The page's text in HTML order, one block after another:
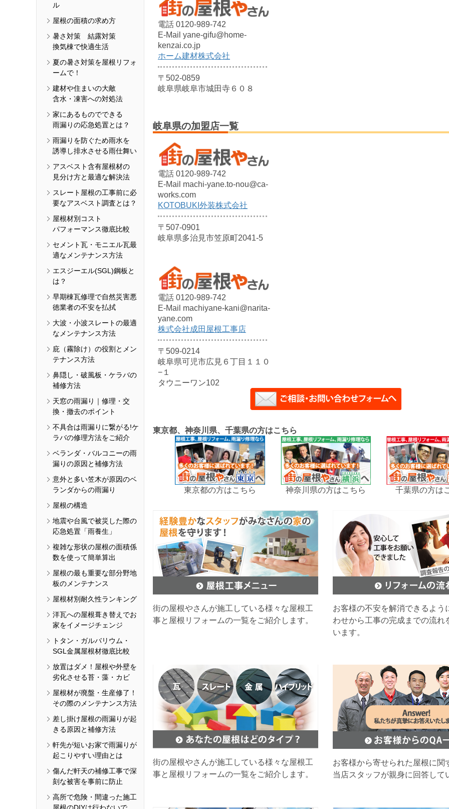
ル
屋根の面積の求め方
暑さ対策 結露対策
換気棟で快適生活
夏の暑さ対策を屋根リフォ
ームで！
建材や住まいの大敵
含水・凍害への対処法
家にあるものでできる
雨漏りの応急処置とは？
雨漏りを防ぐため雨水を
誘導し排水させる雨仕舞い
アスベスト含有屋根材の
見分け方と最適な解決法
スレート屋根の工事前に必
要なアスベスト調査とは？
屋根材別コスト
パフォーマンス徹底比較
セメント瓦・モニエル瓦最
適なメンテナンス方法
エスジーエル(SGL)鋼板と
は？
早期棟瓦修理で自然災害悪
徳業者の不安を払拭
大波・小波スレートの最適
なメンテナンス方法
庇（霧除け）の役割とメン
テナンス方法
鼻隠し・破風板・ケラバの
補修方法
天窓の雨漏り｜修理・交
換・撤去のポイント
不具合は雨漏りに繋がる!ケ
ラバの修理方法をご紹介
ベランダ・バルコニーの雨
漏りの原因と補修方法
意外と多い笠木が原因のベ
ランダからの雨漏り
屋根の構造
地震や台風で被災した際の
応急処置「雨養生」
複雑な形状の屋根の面積係
数を使って簡単算出
屋根の最も重要な部分野地
板のメンテナンス
屋根材別耐久性ランキング
洋瓦への屋根葺き替えでお
家をイメージチェンジ
トタン・ガルバリウム・
SGL金属屋根材徹底比較
放置はダメ！屋根や外壁を
劣化させる苔・藻・カビ
屋根材が廃盤・生産修了！
その際のメンテナンス方法
差し掛け屋根の雨漏りが起
きる原因と補修方法
軒先が短いお家で雨漏りが
起こりやすい理由とは
傷んだ軒天の補修工事で深
刻な被害を事前に防止
高所で危険・間違った施工
屋根のDIYは行わないで
電話 0120-989-742
E-Mail yane-gifu@home-
kenzai.co.jp
ホーム建材株式会社
〒502-0859
岐阜県岐阜市城田寺６０８
岐阜県の加盟店一覧
電話 0120-989-742
E-Mail machi-yane.to-nou@ca-
works.com
KOTOBUKI外装株式会社
〒507-0901
岐阜県多治見市笠原町2041-5
電話 0120-989-742
E-Mail machiyane-kani@narita-
yane.com
株式会社成田屋根工事店
〒509-0214
岐阜県可児市広見６丁目１１０
−１
タウニーワン102
東京都、神奈川県、千葉県の方はこちら
東京都の方はこちら 神奈川県の方はこちら 千葉県の方は
街の屋根やさんが施工している様々な屋根工
事と屋根リフォームの一覧をご紹介します。
お客様の不安を解消できるよう
わせから工事の完成までの流れ
います。
街の屋根やさんが施工している様々な屋根工
事と屋根リフォームの一覧をご紹介します。
お客様から寄せられた屋根に関
当店スタッフが親身に回答して